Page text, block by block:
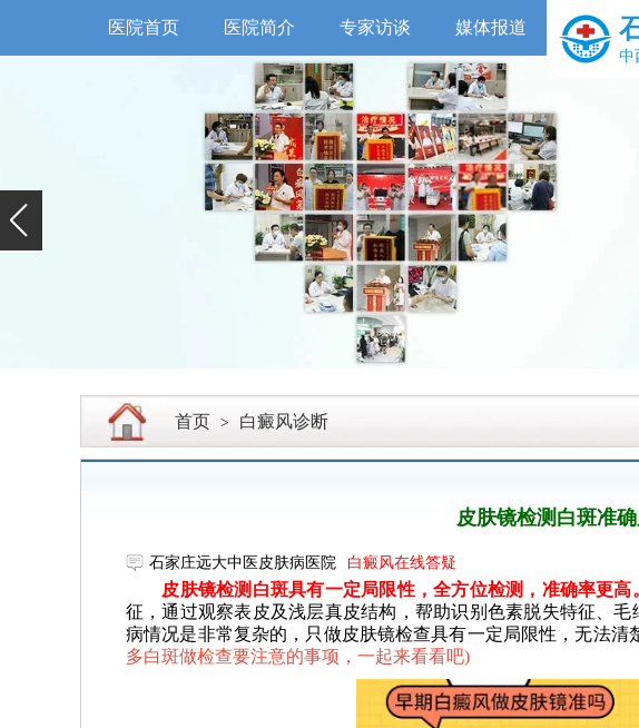
医院首页 医院简介 专家访谈 媒体报道
中
首页 > 白癜风诊断
皮肤镜检测白斑准
石家庄远大中医皮肤病医院 白癜风在线答疑
皮肤镜检测白斑具有一定局限性，全方位检测，准确率更高
征，通过观察表皮及浅层真皮结构，帮助识别色素脱失特征、
病情况是非常复杂的，只做皮肤镜检查具有一定局限性，无法清
多白斑做检查要注意的事项，一起来看看吧)